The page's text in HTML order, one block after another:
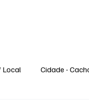
Local Cidade -